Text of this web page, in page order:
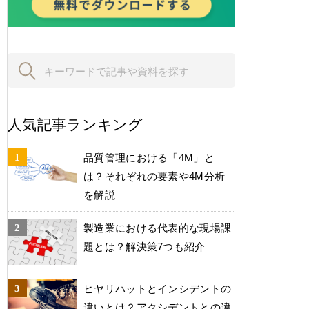
人気記事ランキング
品質管理における「4M」と
は？それぞれの要素や4M分析
を解説
製造業における代表的な現場課
題とは？解決策7つも紹介
ヒヤリハットとインシデントの